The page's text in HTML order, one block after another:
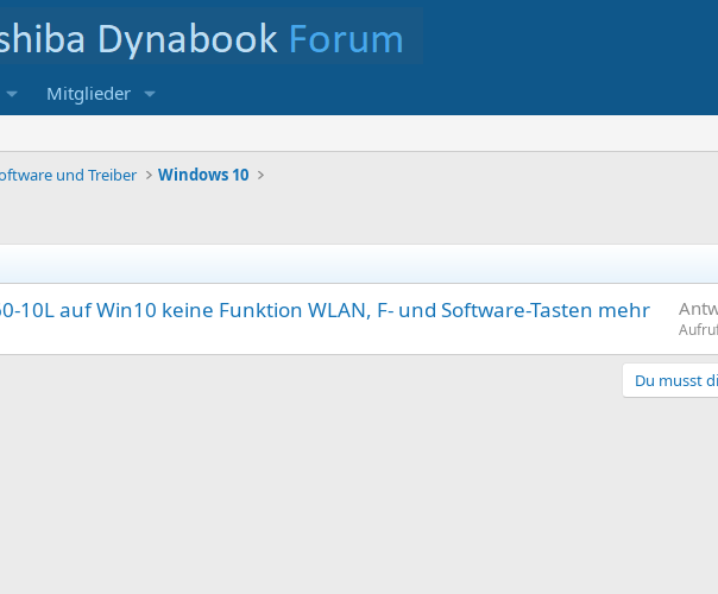
Mitglieder
und Treiber Windows 10
10L auf Win10 keine Funktion WLAN, F- und Software-Tasten mehr
Du musst